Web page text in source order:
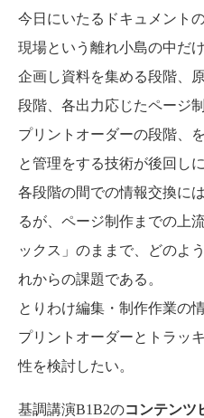
今日にいたるドキュメント
現場という離れ小島の中だ
企画し資料を集める段階、
段階、各出力応じたページ
プリントオーダーの段階、
と管理をする技術が後回し
各段階の間での情報交換に
るが、ページ制作までの上
ックス」のままで、どのよ
れからの課題である。
とりわけ編集・制作作業の
プリントオーダーとトラッ
性を検討したい。
基調講演B1B2のコンテンツ